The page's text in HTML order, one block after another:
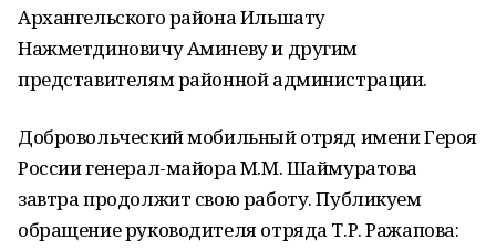
Архангельского района Ильшату
Нажметдиновичу Аминеву и другим
представителям районной администрации.
Добровольческий мобильный отряд имени Героя
России генерал-майора М.М. Шаймуратова
завтра продолжит свою работу. Публикуем
обращение руководителя отряда Т.Р. Ражапова: